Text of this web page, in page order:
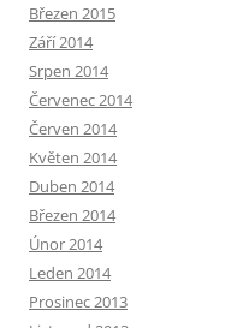
Březen 2015
Září 2014
Srpen 2014
Červenec 2014
Červen 2014
Květen 2014
Duben 2014
Březen 2014
Únor 2014
Leden 2014
Prosinec 2013